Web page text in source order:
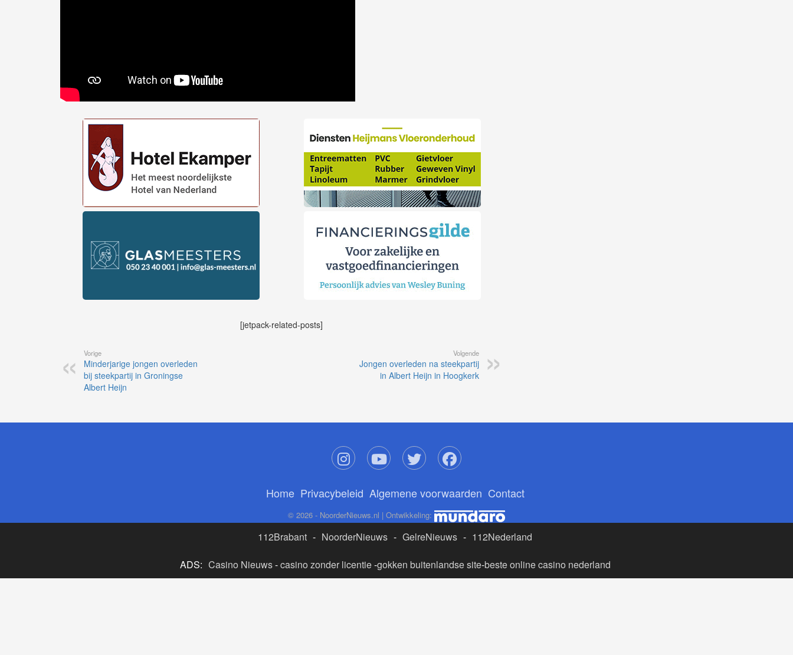
[jetpack-related-posts]
Vorige
Minderjarige jongen overleden
bij steekpartij in Groningse
Albert Heijn
Volgende
Jongen overleden na steekpartij
in Albert Heijn in Hoogkerk
Home Privacybeleid Algemene voorwaarden Contact
© 2026 - NoorderNieuws.nl | Ontwikkeling:
112Brabant - NoorderNieuws - GelreNieuws - 112Nederland
ADS: Casino Nieuws-casino zonder licentie-gokken buitenlandse site-beste online casino nederland